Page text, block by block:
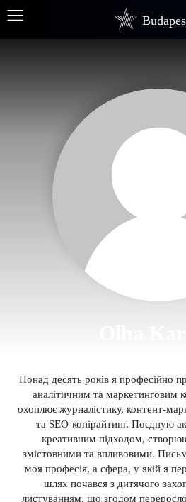
Понад десять років я професійно
аналітичним та маркетинговим
охоплює журналістику, контент-
та SEO-копірайтинг. Поєдную
креативним підходом,
змістовними та впливовими.
моя професія, а сфера, у якій я
шлях почався з дитячого
листуванням, що згодом